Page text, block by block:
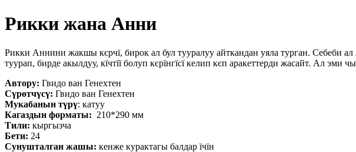
Рикки жана Анни
Рикки Аннини жакшы кєрчї, бирок ал бул тууралуу айткандан уяла турган.
туурап, бирде акылдуу, кїчтїї болуп кєрїнгїсї келип кєп аракеттерди жасайт. Ал эми
Автору: Гвидо ван Генехтен
Сүрөтчүсү: Гвидо ван Генехтен
Мукабанын түрү: катуу
Кагаздын форматы: 210*290 мм
Тили: кыргызча
Бети: 24
Сунушталган жашы: кенже курактагы балдар їчїн